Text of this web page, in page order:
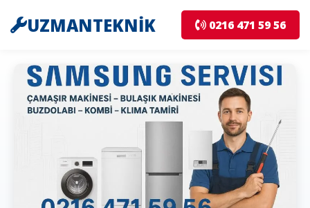
UZMANTEKNİK 0216 471 59 56